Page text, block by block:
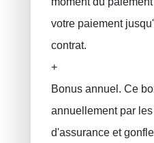
votre paiement
contrat.
+
Bonus annuel. Ce
annuellement par
d'assurance et